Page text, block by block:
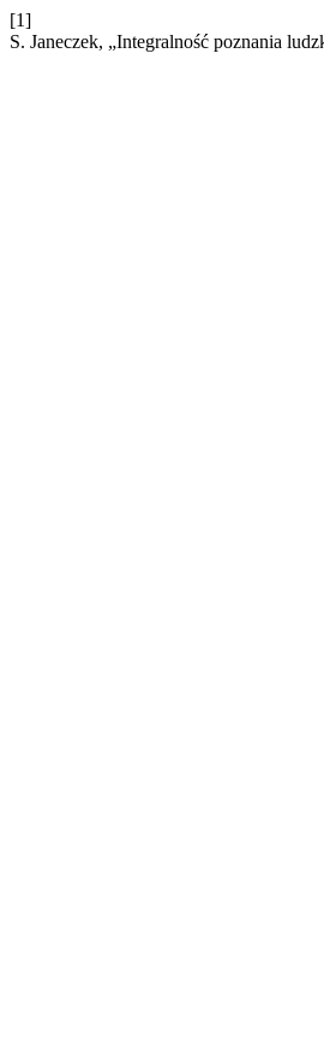
[1]
S. Janeczek, „Integralność poznania